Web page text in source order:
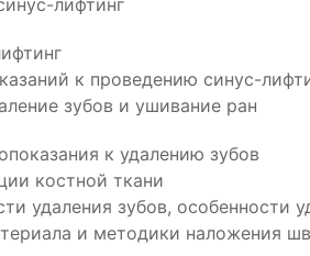
лифтинг
к проведению синус-
зубов и ушивание ран
к удалению зубов
костной ткани
удаления зубов, особенности
и методики наложения